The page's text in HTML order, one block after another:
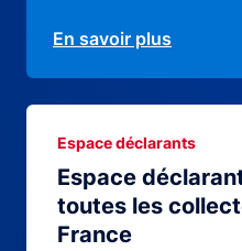
En savoir plus
Espace
toutes les
France
Espace déclarants